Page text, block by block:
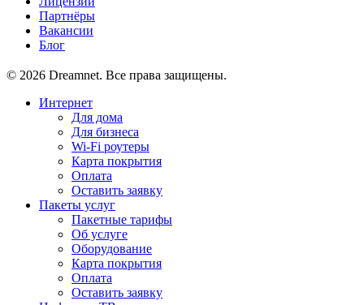
Партнёры
Вакансии
Блог
© 2026 Dreamnet. Все права защищены.
Интернет
Для дома
Для бизнеса
Wi-Fi роутеры
Карта покрытия
Оплата
Оставить заявку
Пакеты услуг
Пакетные тарифы
Об услуге
Оборудование
Карта покрытия
Оплата
Оставить заявку